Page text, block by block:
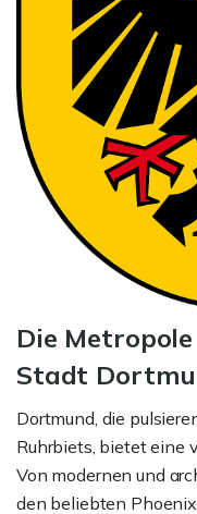
Die
Stadt
Dortmund, die
Ruhrbiets, bietet eine
Von modernen und
den beliebten